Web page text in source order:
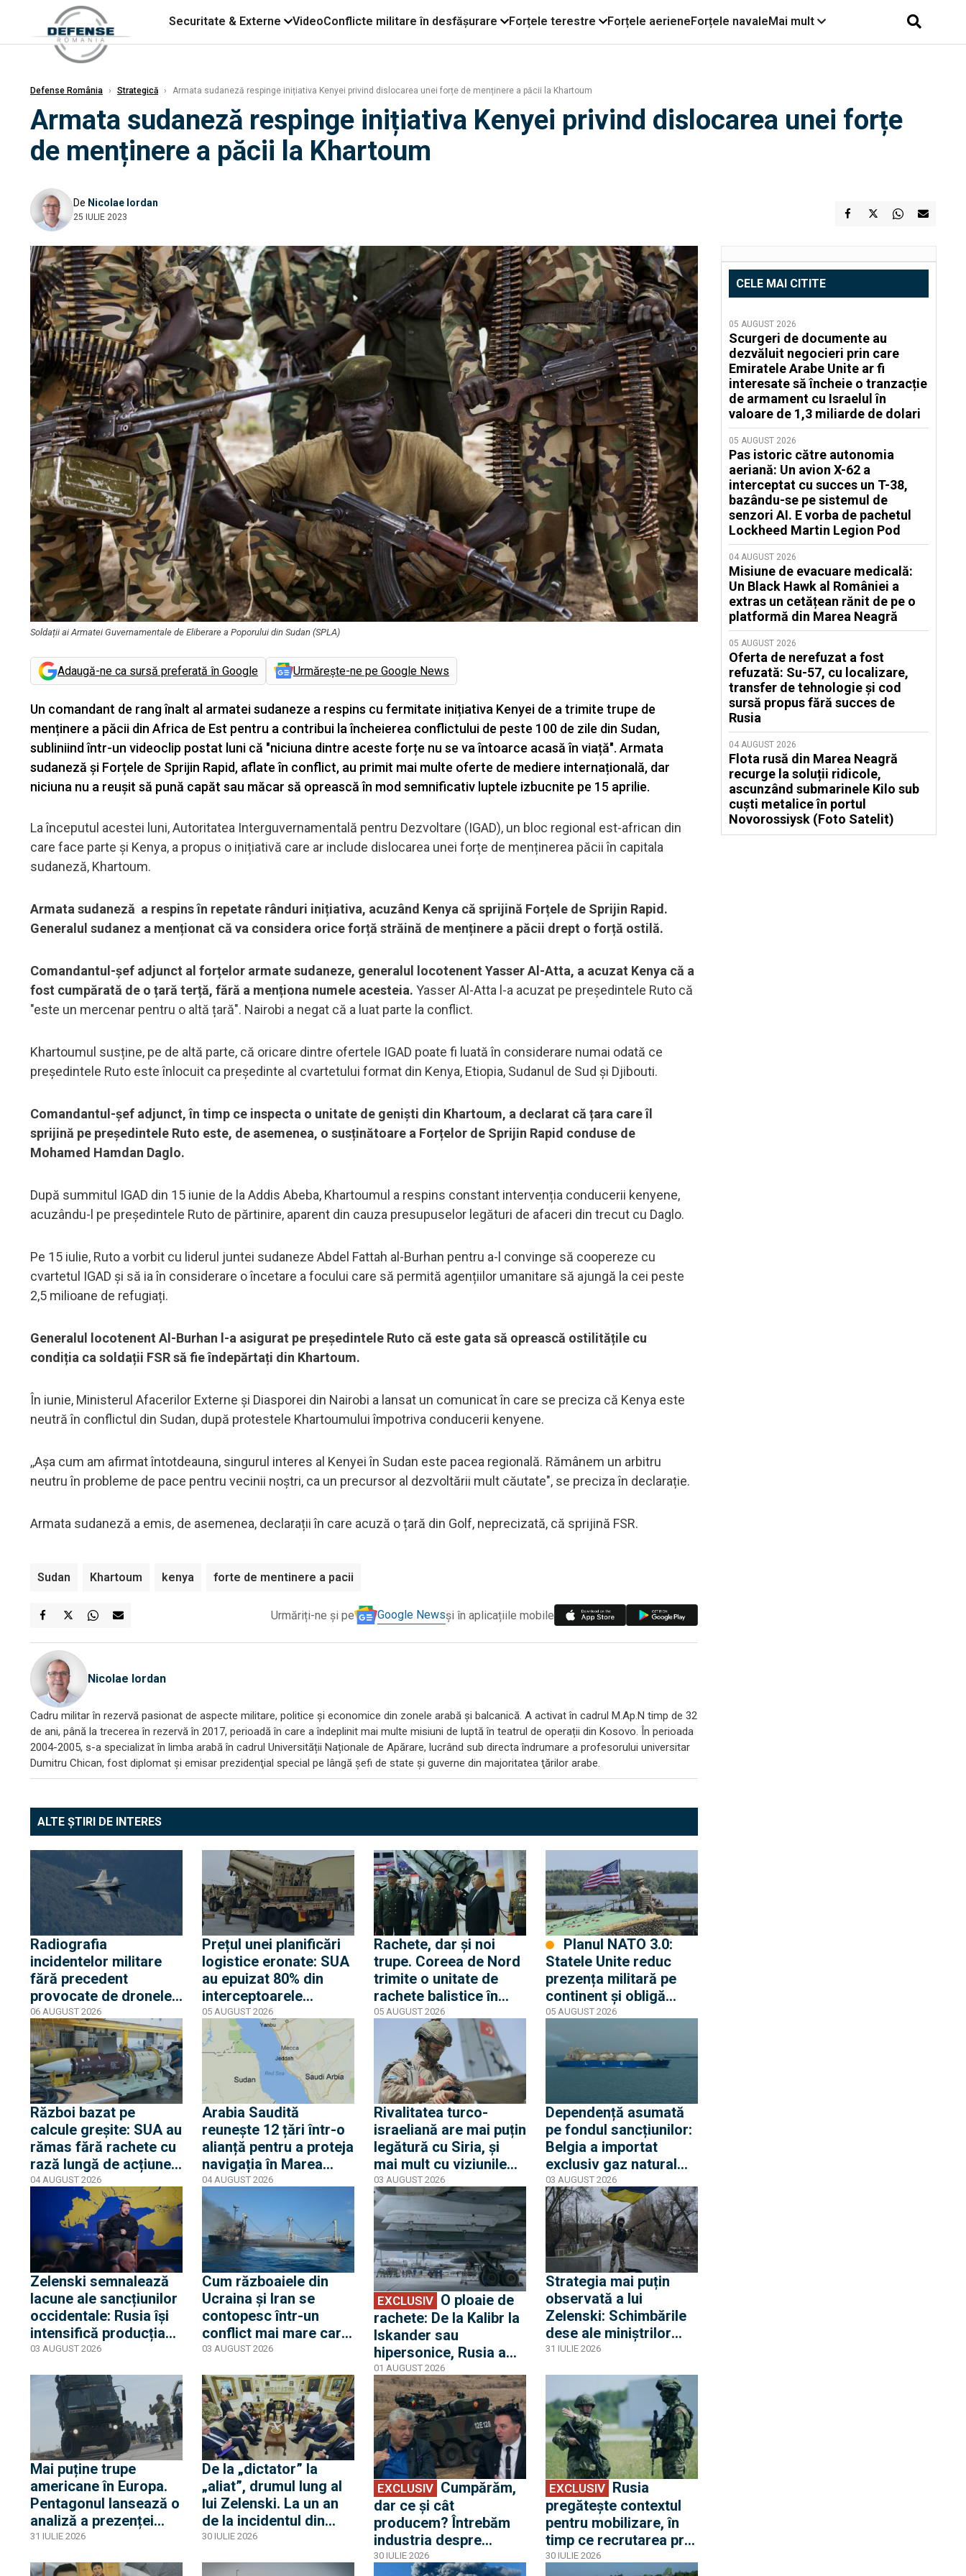
Securitate & Externe VideoConflicte militare în desfășurare Forțele terestre Forțele aerieneForțele navaleMai mult
Defense România › Strategică › Armata sudaneză respinge inițiativa Kenyei privind dislocarea unei forțe de menținere a păcii la Khartoum
Armata sudaneză respinge inițiativa Kenyei privind dislocarea unei forțe
de menținere a păcii la Khartoum
De Nicolae Iordan
25 IULIE 2023
Soldații ai Armatei Guvernamentale de Eliberare a Poporului din Sudan (SPLA)
Adaugă-ne ca sursă preferată în Google Urmărește-ne pe Google News
Un comandant de rang înalt al armatei sudaneze a respins cu fermitate inițiativa Kenyei de a trimite trupe de
menținere a păcii din Africa de Est pentru a contribui la încheierea conflictului de peste 100 de zile din Sudan,
subliniind într-un videoclip postat luni că "niciuna dintre aceste forțe nu se va întoarce acasă în viață". Armata
sudaneză și Forțele de Sprijin Rapid, aflate în conflict, au primit mai multe oferte de mediere internațională, dar
niciuna nu a reușit să pună capăt sau măcar să oprească în mod semnificativ luptele izbucnite pe 15 aprilie.
La începutul acestei luni, Autoritatea Interguvernamentală pentru Dezvoltare (IGAD), un bloc regional est-african din
care face parte și Kenya, a propus o inițiativă care ar include dislocarea unei forțe de menținerea păcii în capitala
sudaneză, Khartoum.
Armata sudaneză a respins în repetate rânduri inițiativa, acuzând Kenya că sprijină Forțele de Sprijin Rapid.
Generalul sudanez a menționat că va considera orice forță străină de menținere a păcii drept o forță ostilă.
Comandantul-șef adjunct al forțelor armate sudaneze, generalul locotenent Yasser Al-Atta, a acuzat Kenya că a
fost cumpărată de o țară terță, fără a menționa numele acesteia. Yasser Al-Atta l-a acuzat pe președintele Ruto că
"este un mercenar pentru o altă țară". Nairobi a negat că a luat parte la conflict.
Khartoumul susține, pe de altă parte, că oricare dintre ofertele IGAD poate fi luată în considerare numai odată ce
președintele Ruto este înlocuit ca președinte al cvartetului format din Kenya, Etiopia, Sudanul de Sud și Djibouti.
Comandantul-șef adjunct, în timp ce inspecta o unitate de geniști din Khartoum, a declarat că țara care îl
sprijină pe președintele Ruto este, de asemenea, o susținătoare a Forțelor de Sprijin Rapid conduse de
Mohamed Hamdan Daglo.
După summitul IGAD din 15 iunie de la Addis Abeba, Khartoumul a respins constant intervenția conducerii kenyene,
acuzându-l pe președintele Ruto de părtinire, aparent din cauza presupuselor legături de afaceri din trecut cu Daglo.
Pe 15 iulie, Ruto a vorbit cu liderul juntei sudaneze Abdel Fattah al-Burhan pentru a-l convinge să coopereze cu
cvartetul IGAD și să ia în considerare o încetare a focului care să permită agențiilor umanitare să ajungă la cei peste
2,5 milioane de refugiați.
Generalul locotenent Al-Burhan l-a asigurat pe președintele Ruto că este gata să oprească ostilitățile cu
condiția ca soldații FSR să fie îndepărtați din Khartoum.
În iunie, Ministerul Afacerilor Externe și Diasporei din Nairobi a lansat un comunicat în care se preciza că Kenya este
neutră în conflictul din Sudan, după protestele Khartoumului împotriva conducerii kenyene.
,,Așa cum am afirmat întotdeauna, singurul interes al Kenyei în Sudan este pacea regională. Rămânem un arbitru
neutru în probleme de pace pentru vecinii noștri, ca un precursor al dezvoltării mult căutate", se preciza în declarație.
Armata sudaneză a emis, de asemenea, declarații în care acuză o țară din Golf, neprecizată, că sprijină FSR.
Sudan Khartoum kenya forte de mentinere a pacii
Urmăriți-ne și pe Google Newsși în aplicațiile mobile
Nicolae Iordan
Cadru militar în rezervă pasionat de aspecte militare, politice și economice din zonele arabă și balcanică. A activat în cadrul M.Ap.N timp de 32
de ani, până la trecerea în rezervă în 2017, perioadă în care a îndeplinit mai multe misiuni de luptă în teatrul de operații din Kosovo. În perioada
2004-2005, s-a specializat în limba arabă în cadrul Universității Naționale de Apărare, lucrând sub directa îndrumare a profesorului universitar
Dumitru Chican, fost diplomat și emisar prezidenţial special pe lângă şefi de state şi guverne din majoritatea ţărilor arabe.
ALTE ȘTIRI DE INTERES
Radiografia
incidentelor militare
fără precedent
provocate de dronele
ruse în România:
Următoarea etapă de
escaladare ar putea
viza un roi de drone
Geran-5 pe direcția
Galați-Reni
06 AUGUST 2026
Prețul unei planificări
logistice eronate: SUA
au epuizat 80% din
interceptoarele
THAAD în urma
deciziei de a ataca
Iranul
05 AUGUST 2026
Rachete, dar și noi
trupe. Coreea de Nord
trimite o unitate de
rachete balistice în
Rusia, vizând Ucraina
05 AUGUST 2026
Statele Unite reduc
prezența militară pe
continent și obligă
guvernele europene să
05 AUGUST 2026
Război bazat pe
calcule greșite: SUA au
rămas fără rachete cu
rază lungă de acțiune
ATACMS, stocurile
noilor PrSM sunt
consumate în totalitate
iar Tomahawk e la
jumătate
04 AUGUST 2026
Arabia Saudită
reunește 12 țări într-o
alianță pentru a proteja
navigația în Marea
Roșie. Importanța
Strâmtorii Importanța
Strâmtorii Bab el
Mandeb
04 AUGUST 2026
Rivalitatea turco-
israeliană are mai puțin
legătură cu Siria, și
mai mult cu viziunile
proprii privind
remodelarea
geopolitică a regiunii
03 AUGUST 2026
Dependență asumată
pe fondul sancțiunilor:
Belgia a importat
exclusiv gaz natural
lichefiat rusesc în luna
iulie
03 AUGUST 2026
Zelenski semnalează
lacune ale sancțiunilor
occidentale: Rusia își
intensifică producția
de rachete balistice
companii nu au fost
încă sancționate
03 AUGUST 2026
Cum războaiele din
Ucraina și Iran se
contopesc într-un
conflict mai mare care
absoarbe inclusiv
03 AUGUST 2026
EXCLUSIV
EXCLUSIV
rachete: De la Kalibr la
Iskander sau
hipersonice, Rusia a
stabilit un record
absolut de lansări
împotriva Ucrainei. Ce
s-a urmărit și, mai
ales, ce s-a obținut?
01 AUGUST 2026
Strategia mai puțin
observată a lui
Zelenski: Schimbările
dese ale miniștrilor
Apărării și șefilor
putea ascunde un
model de management
al războiului
31 IULIE 2026
Mai puține trupe
americane în Europa.
Pentagonul lansează o
analiză a prezenței
SUA pe bătrânul
31 IULIE 2026
De la „dictator” la
„aliat”, drumul lung al
lui Zelenski. La un an
de la incidentul din
Biroul Oval, SUA ridică
tehnologie ucraineană
30 IULIE 2026
EXCLUSIV
EXCLUSIV
dar ce și cât
producem? Întrebăm
industria despre
înzestrarea României,
30 IULIE 2026
EXCLUSIV
pregătește contextul
pentru mobilizare, în
timp ce recrutarea prin
contract nu a atins nici
30 IULIE 2026
CELE MAI CITITE
05 AUGUST 2026
Scurgeri de documente au
dezvăluit negocieri prin care
Emiratele Arabe Unite ar fi
interesate să încheie o tranzacție
de armament cu Israelul în
valoare de 1,3 miliarde de dolari
05 AUGUST 2026
Pas istoric către autonomia
aeriană: Un avion X-62 a
interceptat cu succes un T-38,
bazându-se pe sistemul de
senzori AI. E vorba de pachetul
Lockheed Martin Legion Pod
04 AUGUST 2026
Misiune de evacuare medicală:
Un Black Hawk al României a
extras un cetățean rănit de pe o
platformă din Marea Neagră
05 AUGUST 2026
Oferta de nerefuzat a fost
refuzată: Su-57, cu localizare,
transfer de tehnologie și cod
sursă propus fără succes de
Rusia
04 AUGUST 2026
Flota rusă din Marea Neagră
recurge la soluții ridicole,
ascunzând submarinele Kilo sub
cuști metalice în portul
Novorossiysk (Foto Satelit)